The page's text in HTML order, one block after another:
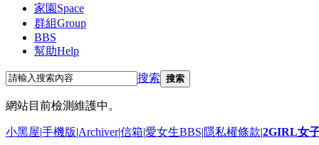
家園 Space
群組Group
BBS
幫助Help
搜索 搜索
網站目前檢測維護中。
小黑屋|手機版|Archiver|信箱|愛女生BBS|隱私權條款|2GIRL女